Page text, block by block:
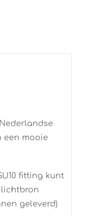
een mooie
fitting kunt
lichtbron
geleverd)